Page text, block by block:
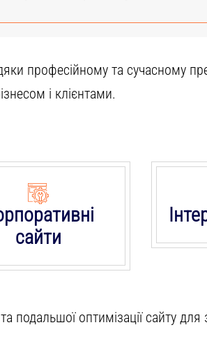
професійному та сучасному
і клієнтами.
сайти
подальшої оптимізації сайту для